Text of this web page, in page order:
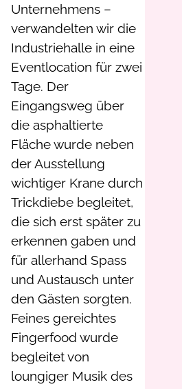
Unternehmens –
verwandelten wir die
Industriehalle in eine
Eventlocation für zwei
Tage. Der
Eingangsweg über
die asphaltierte
Fläche wurde neben
der Ausstellung
wichtiger Krane durch
Trickdiebe begleitet,
die sich erst später zu
erkennen gaben und
für allerhand Spass
und Austausch unter
den Gästen sorgten.
Feines gereichtes
Fingerfood wurde
begleitet von
loungiger Musik des